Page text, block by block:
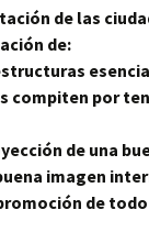
de las
de:
compiten por
de una
imagen
de